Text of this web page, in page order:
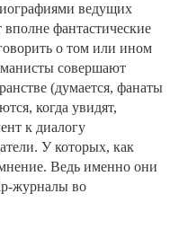
ведущих
фантастические
о том или ином
совершают
(думается, фанаты
когда увидят,
к диалогу
У которых, как
мнение. Ведь именно они
журналы во